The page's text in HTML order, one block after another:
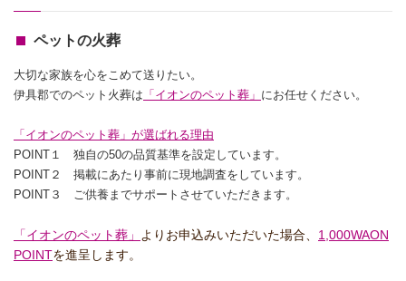
ペットの火葬
大切な家族を心をこめて送りたい。
伊具郡でのペット火葬は 「イオンのペット葬」 にお任せください。
「イオンのペット葬」が選ばれる理由
POINT１ 独自の50の品質基準を設定しています。
POINT２ 掲載にあたり事前に現地調査をしています。
POINT３ ご供養までサポートさせていただきます。
「イオンのペット葬」 よりお申込みいただいた場合、 1,000WAON
POINTを進呈します。